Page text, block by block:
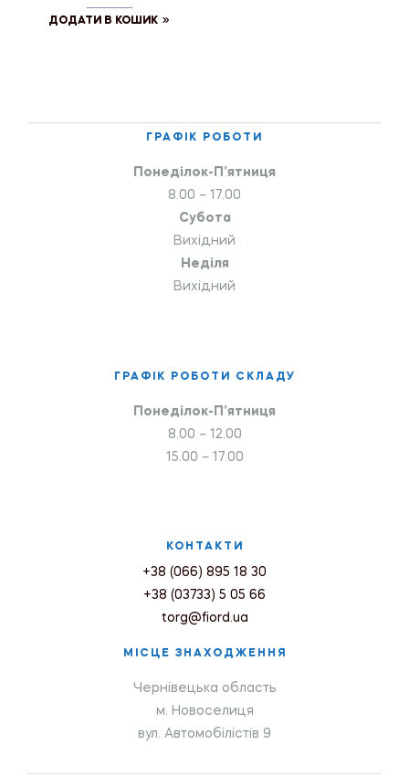
ДОДАТИ В КОШИК
ГРАФІК РОБОТИ
Понеділок-П’ятниця
8.00 – 17.00
Субота
Вихідний
Неділя
Вихідний
ГРАФІК РОБОТИ СКЛАДУ
Понеділок-П’ятниця
8.00 – 12.00
15.00 – 17.00
КОНТАКТИ
+38 (066) 895 18 30
+38 (03733) 5 05 66
torg@fiord.ua
МІСЦЕ ЗНАХОДЖЕННЯ
Чернівецька область
м. Новоселиця
вул. Автомобілістів 9